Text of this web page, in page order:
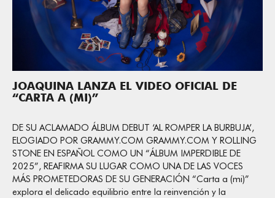
JOAQUINA LANZA EL VIDEO OFICIAL DE
“CARTA A (MI)”
DE SU ACLAMADO ÁLBUM DEBUT ‘AL ROMPER LA BURBUJA’,
ELOGIADO POR GRAMMY.COM GRAMMY.COM Y ROLLING
STONE EN ESPAÑOL COMO UN “ÁLBUM IMPERDIBLE DE
2025”, REAFIRMA SU LUGAR COMO UNA DE LAS VOCES
MÁS PROMETEDORAS DE SU GENERACIÓN “Carta a (mi)”
explora el delicado equilibrio entre la reinvención y la